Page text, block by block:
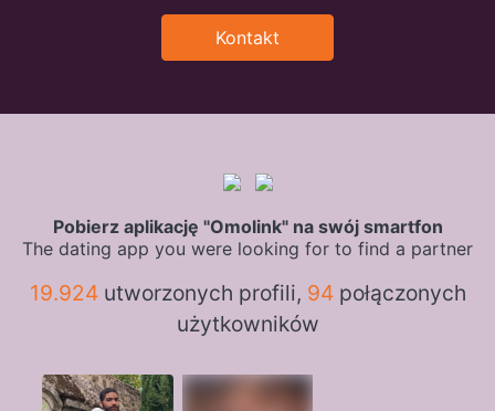
Kontakt
Pobierz aplikację "Omolink" na swój smartfon
The dating app you were looking for to find a partner
19.924utworzonych profili, 94połączonych
użytkowników